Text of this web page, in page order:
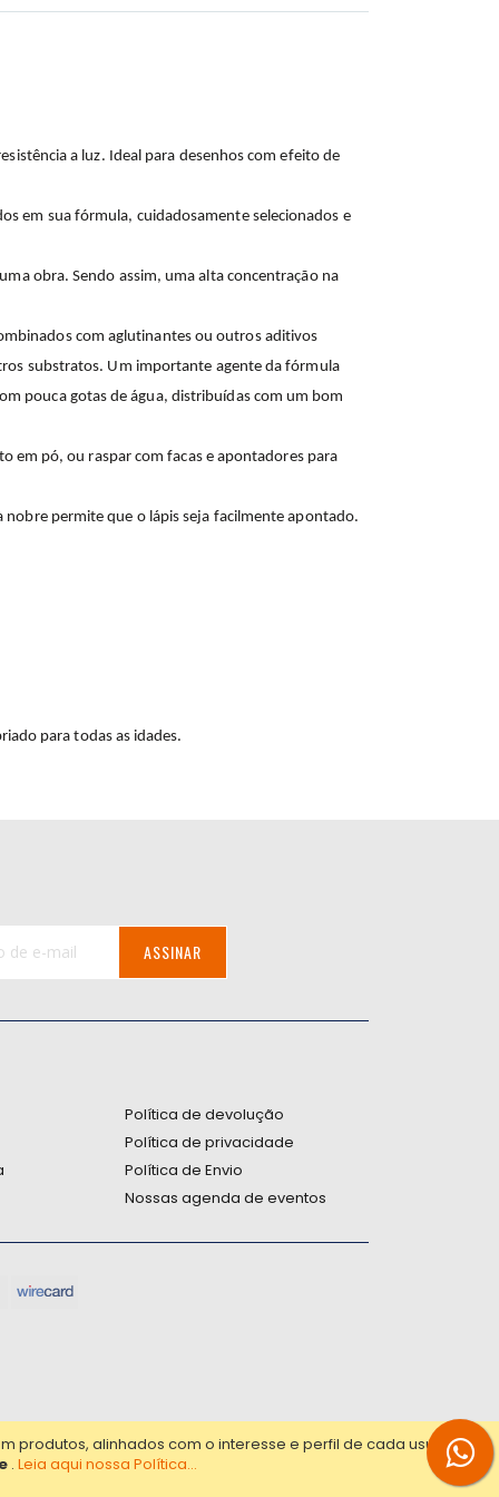
produtos, alinhados com o interesse e perfil de cada usuário.
. Leia aqui nossa Política...
a luz. Ideal para desenhos com efeito de
em sua fórmula, cuidadosamente selecionados e
obra. Sendo assim, uma alta concentração na
com aglutinantes ou outros aditivos
substratos. Um importante agente da fórmula
pouca gotas de água, distribuídas com um bom
em pó, ou raspar com facas e apontadores para
permite que o lápis seja facilmente apontado.
para todas as idades.
ASSINAR
Política de devolução
Política de privacidade
Política de Envio
Nossas agenda de eventos